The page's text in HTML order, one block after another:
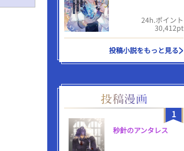
24h.ポイント
30,412pt
投稿小説をもっと見る
1
秒針のアンタレス